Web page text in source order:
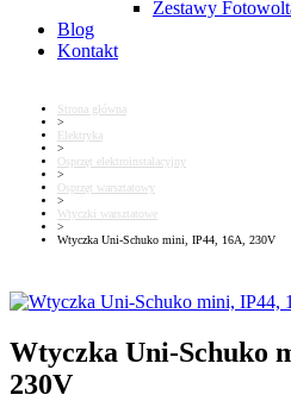
Zestawy
Blog
Kontakt
Strona główna
>
Elektryka
>
Osprzęt elektroinstalacyjny
>
Osprzęt warsztatowy
>
Wtyczki warsztatowe
>
Wtyczka Uni-Schuko mini, IP44, 16A, 230V
Wtyczka Uni-Schuko
230V